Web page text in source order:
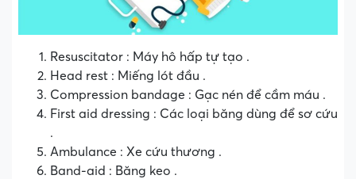
Resuscitator : Máy hô hấp tự tạo .
Head rest : Miếng lót đầu .
Compression bandage : Gạc nén để cầm máu .
First aid dressing : Các loại băng dùng để sơ cứu
.
Ambulance : Xe cứu thương .
Band-aid : Băng keo .